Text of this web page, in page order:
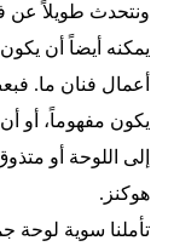
ونتحدث طويلاً عن
يمكنه أيضاً أن
أعمال فنان ما.
يكون مفهوماً، أو
إلى اللوحة أو
هوكنز.
تأملنا سوية